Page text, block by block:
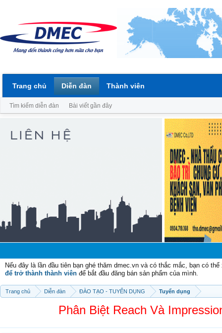
Nếu đây là lần đầu tiên bạn ghé thăm dmec.vn và có thắc mắc, bạn có
để trở thành thành viên để bắt đầu đăng bán sản phẩm của mình.
Trang chủ Diễn đàn ĐÀO TẠO - TUYỂN DỤNG Tuyển dụng
Phân Biệt Reach Và
Trang chủ Diễn đàn
Tìm kiếm diễn đàn Bài viết gần đây
Thành viên